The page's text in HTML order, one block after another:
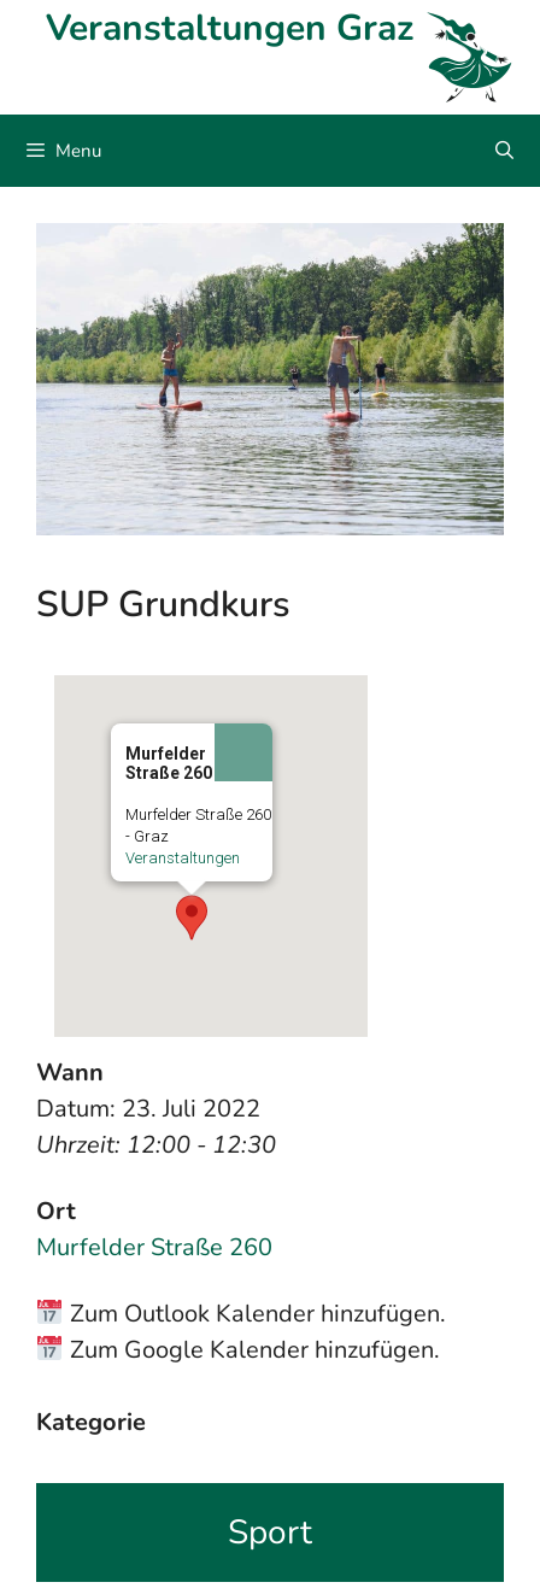
Veranstaltungen Graz
Menu
SUP Grundkurs
Murfelder
Straße 260
Murfelder Straße 260
- Graz
Veranstaltungen
Wann
Datum: 23. Juli 2022
Uhrzeit: 12:00 - 12:30
Ort
Murfelder Straße 260
Zum Outlook Kalender hinzufügen.
Zum Google Kalender hinzufügen.
Kategorie
Sport